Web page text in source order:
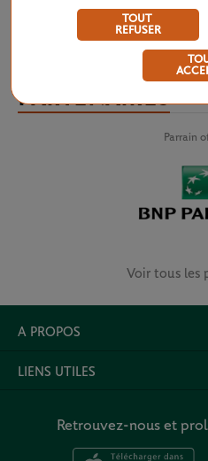
PARTENAIRES
Parrain
Voir tous les
A PROPOS
LIENS UTILES
Retrouvez-nous et
TOUT
REFUSER